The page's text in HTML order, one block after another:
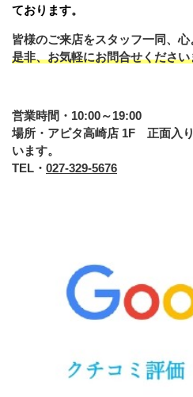
ております。
皆様のご来店をスタッフ一同、
是非、お気軽にお問合せください
営業時間・10:00～19:00
場所・アピタ高崎店 1F 正面入
います。
TEL・ 027-329-5676